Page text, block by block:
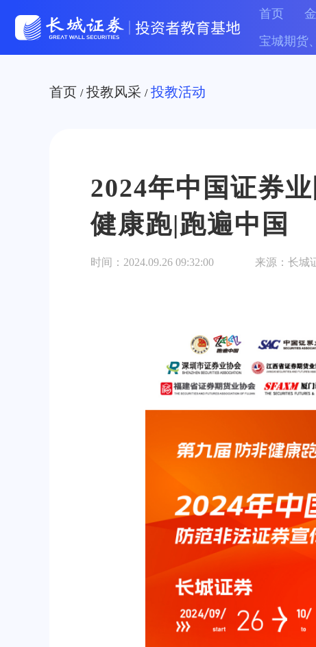
首页
宝城期货
首页 / 投教风采 / 投教活动
2024年中国证券
健康跑|跑遍中国
时间： 2024.09.26 09:32:00 来源： 长城